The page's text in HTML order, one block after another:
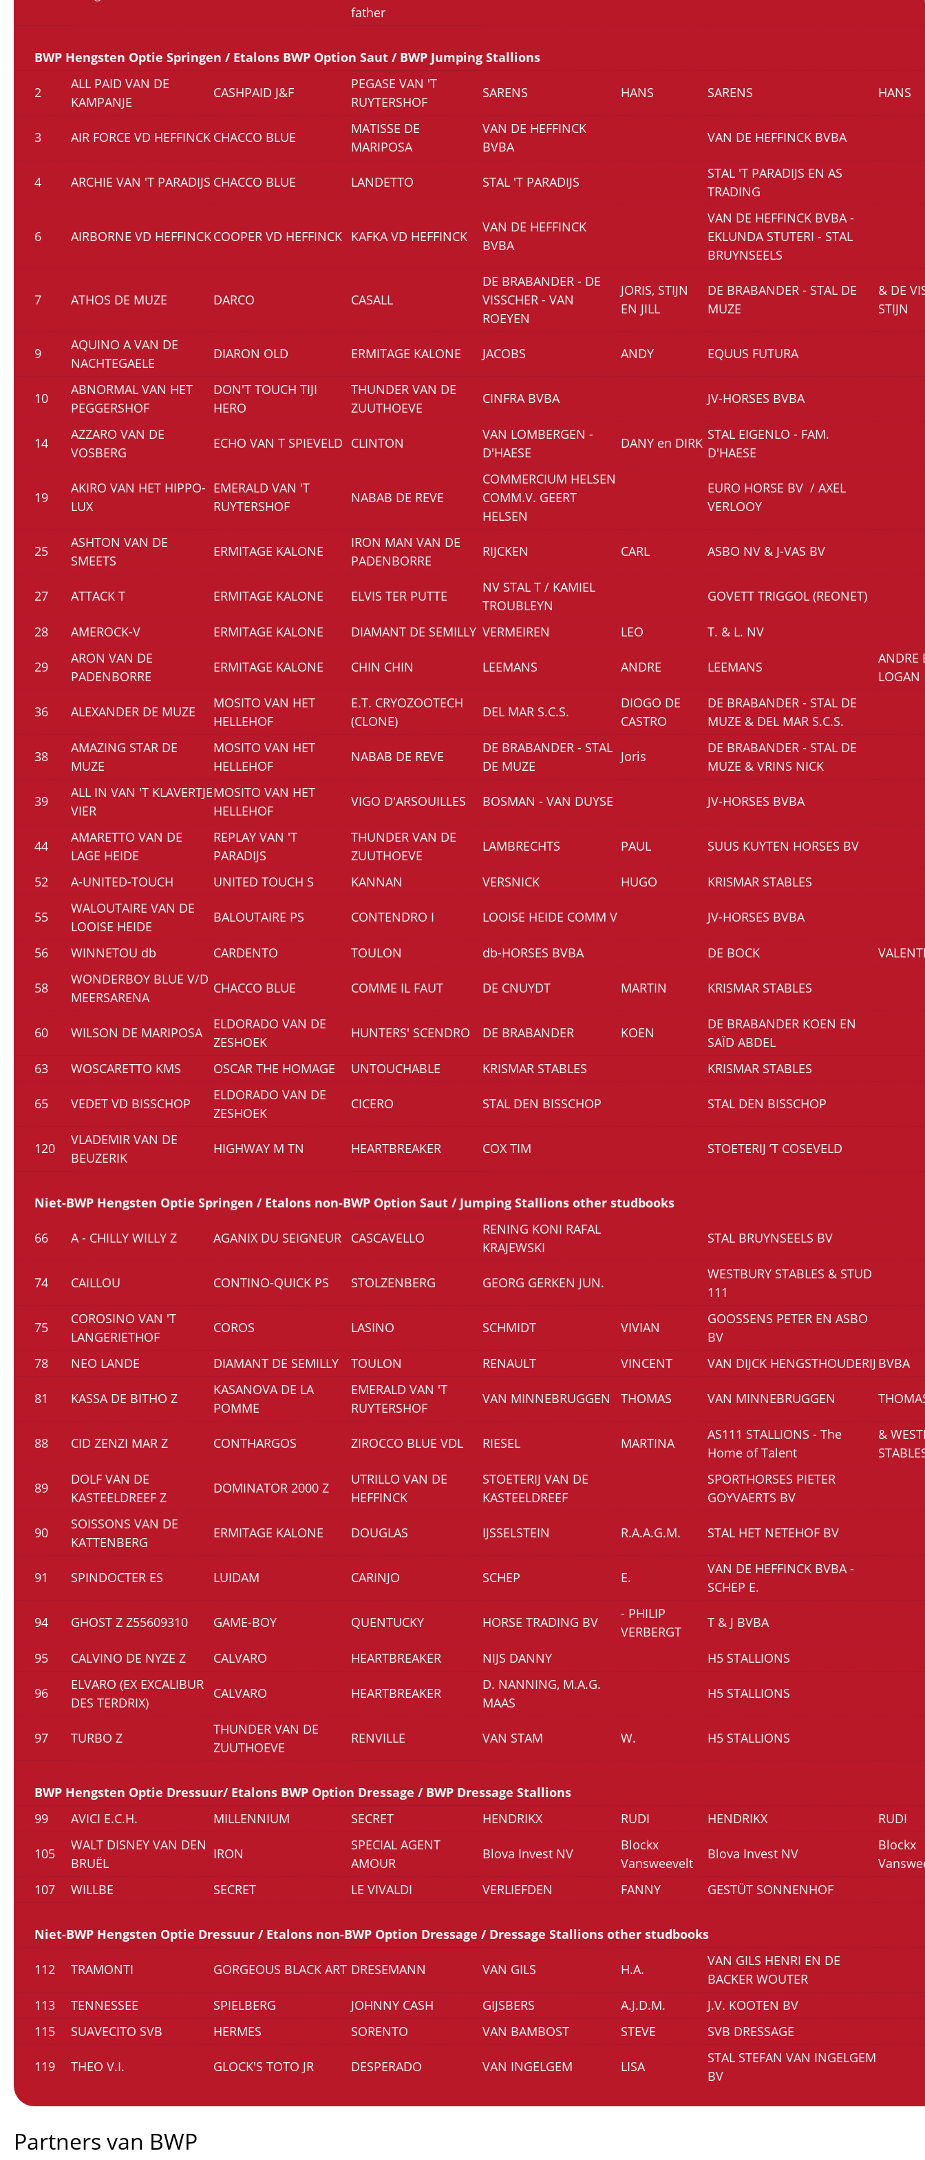
father
BWP Hengsten Optie Springen / Etalons BWP Option Saut / BWP Jumping Stallions
2
ALL PAID VAN DE
KAMPANJE
CASHPAID J&F
PEGASE VAN 'T
RUYTERSHOF
SARENS HANS SARENS HANS
3 AIR FORCE VD HEFFINCK CHACCO BLUE
MATISSE DE
MARIPOSA
VAN DE HEFFINCK
BVBA
VAN DE HEFFINCK BVBA
4 ARCHIE VAN 'T PARADIJS CHACCO BLUE LANDETTO STAL 'T PARADIJS
STAL 'T PARADIJS EN AS
TRADING
6 AIRBORNE VD HEFFINCKCOOPER VD HEFFINCK KAFKA VD HEFFINCK
VAN DE HEFFINCK
BVBA
VAN DE HEFFINCK BVBA -
EKLUNDA STUTERI - STAL
BRUYNSEELS
7 ATHOS DE MUZE DARCO CASALL
DE BRABANDER - DE
VISSCHER - VAN
ROEYEN
JORIS, STIJN
EN JILL
DE BRABANDER - STAL DE
MUZE
& DE
STIJN
9
AQUINO A VAN DE
NACHTEGAELE
DIARON OLD ERMITAGE KALONE JACOBS ANDY EQUUS FUTURA
10
ABNORMAL VAN HET
PEGGERSHOF
DON'T TOUCH TIJI
HERO
THUNDER VAN DE
ZUUTHOEVE
CINFRA BVBA JV-HORSES BVBA
14
AZZARO VAN DE
VOSBERG
ECHO VAN T SPIEVELD CLINTON
VAN LOMBERGEN -
D'HAESE
DANY en DIRK
STAL EIGENLO - FAM.
D'HAESE
19
AKIRO VAN HET HIPPO-
LUX
EMERALD VAN 'T
RUYTERSHOF
NABAB DE REVE
COMMERCIUM HELSEN
COMM.V. GEERT
HELSEN
EURO HORSE BV / AXEL
VERLOOY
25
ASHTON VAN DE
SMEETS
ERMITAGE KALONE
IRON MAN VAN DE
PADENBORRE
RIJCKEN CARL ASBO NV & J-VAS BV
27 ATTACK T ERMITAGE KALONE ELVIS TER PUTTE
NV STAL T / KAMIEL
TROUBLEYN
GOVETT TRIGGOL (REONET)
28 AMEROCK-V ERMITAGE KALONE DIAMANT DE SEMILLY VERMEIREN LEO T. & L. NV
29
ARON VAN DE
PADENBORRE
ERMITAGE KALONE CHIN CHIN LEEMANS ANDRE LEEMANS
ANDRE
LOGAN
36 ALEXANDER DE MUZE
MOSITO VAN HET
HELLEHOF
E.T. CRYOZOOTECH
(CLONE)
DEL MAR S.C.S.
DIOGO DE
CASTRO
DE BRABANDER - STAL DE
MUZE & DEL MAR S.C.S.
38
AMAZING STAR DE
MUZE
MOSITO VAN HET
HELLEHOF
NABAB DE REVE
DE BRABANDER - STAL
DE MUZE
Joris
DE BRABANDER - STAL DE
MUZE & VRINS NICK
39
ALL IN VAN 'T KLAVERTJE
VIER
MOSITO VAN HET
HELLEHOF
VIGO D'ARSOUILLES BOSMAN - VAN DUYSE JV-HORSES BVBA
44
AMARETTO VAN DE
LAGE HEIDE
REPLAY VAN 'T
PARADIJS
THUNDER VAN DE
ZUUTHOEVE
LAMBRECHTS PAUL SUUS KUYTEN HORSES BV
52 A-UNITED-TOUCH UNITED TOUCH S KANNAN VERSNICK HUGO KRISMAR STABLES
55
WALOUTAIRE VAN DE
LOOISE HEIDE
BALOUTAIRE PS CONTENDRO I LOOISE HEIDE COMM V JV-HORSES BVBA
56 WINNETOU db CARDENTO TOULON db-HORSES BVBA DE BOCK
58
WONDERBOY BLUE V/D
MEERSARENA
CHACCO BLUE COMME IL FAUT DE CNUYDT MARTIN KRISMAR STABLES
60 WILSON DE MARIPOSA
ELDORADO VAN DE
ZESHOEK
HUNTERS' SCENDRO DE BRABANDER KOEN
DE BRABANDER KOEN EN
SAÏD ABDEL
63
WOSCARETTO KMS OSCAR THE HOMAGE UNTOUCHABLE KRISMAR STABLES KRISMAR STABLES
65 VEDET VD BISSCHOP
ELDORADO VAN DE
ZESHOEK
CICERO STAL DEN BISSCHOP STAL DEN BISSCHOP
120
VLADEMIR VAN DE
BEUZERIK
HIGHWAY M TN HEARTBREAKER COX TIM STOETERIJ ’T COSEVELD
Niet-BWP Hengsten Optie Springen / Etalons non-BWP Option Saut / Jumping Stallions other studbooks
66 A - CHILLY WILLY Z AGANIX DU SEIGNEUR CASCAVELLO
RENING KONI RAFAL
KRAJEWSKI
STAL BRUYNSEELS BV
74 CAILLOU CONTINO-QUICK PS STOLZENBERG GEORG GERKEN JUN.
WESTBURY STABLES & STUD
111
75
COROSINO VAN 'T
LANGERIETHOF
COROS LASINO SCHMIDT VIVIAN
GOOSSENS PETER EN ASBO
BV
78
NEO LANDE DIAMANT DE SEMILLY TOULON RENAULT VINCENT VAN DIJCK HENGSTHOUDERIJ BVBA
81 KASSA DE BITHO Z
KASANOVA DE LA
POMME
EMERALD VAN 'T
RUYTERSHOF
VAN MINNEBRUGGEN THOMAS VAN MINNEBRUGGEN
88 CID ZENZI MAR Z CONTHARGOS ZIROCCO BLUE VDL RIESEL MARTINA
AS111 STALLIONS - The
Home of Talent
&
89
DOLF VAN DE
KASTEELDREEF Z
DOMINATOR 2000 Z
UTRILLO VAN DE
HEFFINCK
STOETERIJ VAN DE
KASTEELDREEF
SPORTHORSES PIETER
GOYVAERTS BV
90
SOISSONS VAN DE
KATTENBERG
ERMITAGE KALONE DOUGLAS IJSSELSTEIN R.A.A.G.M. STAL HET NETEHOF BV
91 SPINDOCTER ES LUIDAM CARINJO SCHEP E.
VAN DE HEFFINCK BVBA -
SCHEP E.
94 GHOST Z Z55609310 GAME-BOY QUENTUCKY HORSE TRADING BV
- PHILIP
VERBERGT
T & J BVBA
95 CALVINO DE NYZE Z CALVARO HEARTBREAKER NIJS DANNY H5 STALLIONS
96
ELVARO (EX EXCALIBUR
DES TERDRIX)
CALVARO HEARTBREAKER
D. NANNING, M.A.G.
MAAS
H5 STALLIONS
97 TURBO Z
THUNDER VAN DE
ZUUTHOEVE
RENVILLE VAN STAM W. H5 STALLIONS
BWP Hengsten Optie Dressuur/ Etalons BWP Option Dressage / BWP Dressage Stallions
99
AVICI E.C.H. MILLENNIUM SECRET HENDRIKX RUDI HENDRIKX RUDI
105
WALT DISNEY VAN DEN
BRUËL
IRON
SPECIAL AGENT
AMOUR
Blova Invest NV
Blockx
Vansweevelt
Blova Invest NV
Blockx
107
WILLBE SECRET LE VIVALDI VERLIEFDEN FANNY GESTÜT SONNENHOF
Niet-BWP Hengsten Optie Dressuur / Etalons non-BWP Option Dressage / Dressage Stallions other studbooks
112 TRAMONTI GORGEOUS BLACK ART DRESEMANN VAN GILS H.A.
VAN GILS HENRI EN DE
BACKER WOUTER
113
TENNESSEE SPIELBERG JOHNNY CASH GIJSBERS A.J.D.M.
J.V. KOOTEN BV
115
SUAVECITO SVB HERMES SORENTO VAN BAMBOST STEVE SVB DRESSAGE
119 THEO V.I. GLOCK'S TOTO JR DESPERADO VAN INGELGEM LISA
STAL STEFAN VAN INGELGEM
BV
Partners van BWP